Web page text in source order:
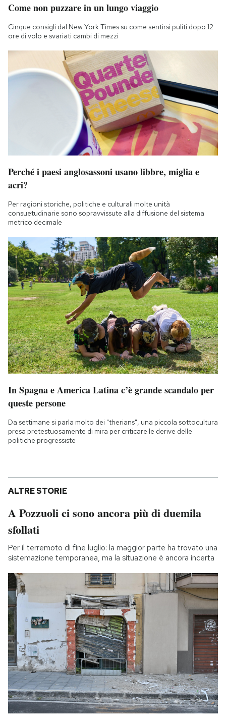
Come non puzzare in un lungo viaggio
Cinque consigli dal New York Times su come sentirsi puliti dopo 12
ore di volo e svariati cambi di mezzi
Perché i paesi anglosassoni usano libbre, miglia e
acri?
Per ragioni storiche, politiche e culturali molte unità
consuetudinarie sono sopravvissute alla diffusione del sistema
metrico decimale
In Spagna e America Latina c’è grande scandalo per
queste persone
Da settimane si parla molto dei "therians", una piccola sottocultura
presa pretestuosamente di mira per criticare le derive delle
politiche progressiste
ALTRE STORIE
A Pozzuoli ci sono ancora più di duemila
sfollati
Per il terremoto di fine luglio: la maggior parte ha trovato una
sistemazione temporanea, ma la situazione è ancora incerta